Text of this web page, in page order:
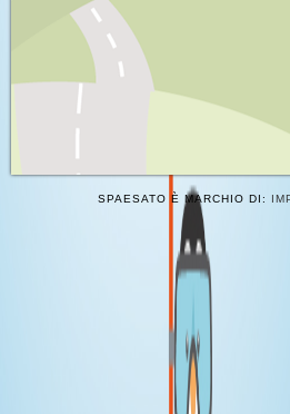
SPAESATO È MARCHIO DI: